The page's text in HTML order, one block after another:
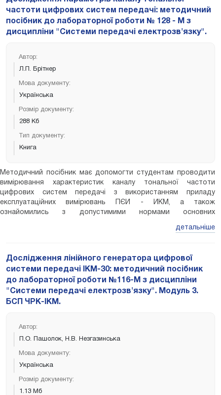
частоти цифрових систем передачі: методичний
посібник до лабораторної роботи № 128 - М з
дисципліни "Системи передачі електрозв'язку".
Автор:
Л.П. Брітнер
Мова документу:
Українська
Розмір документу:
288 Кб
Тип документу:
Книга
Методичний посібник має допомогти студентам проводити
вимірювання характеристик каналу тональної частоти
цифрових систем передачі з використанням приладу
експлуатаційних вимірювань ПЄИ - ИКМ, а також
ознайомились з допустимими нормами основних
бакалаврів по спеціальностям ТКС, ІМЗ, ПЗ стаціонарного та
детальніше
Дослідження лінійного генератора цифрової
системи передачі ІКМ-30: методичний посібник
до лабораторної роботи №116-М з дисципліни
"Системи передачі електрозв'язку". Модуль 3.
БСП ЧРК-ІКМ.
Автор:
П.О. Пашолок, Н.В. Незгазинська
Мова документу:
Українська
Розмір документу:
1.13 Мб